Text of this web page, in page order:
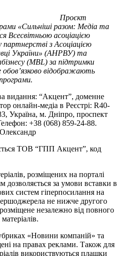
Проєкт
«Сильніші разом: Медіа та
Всесвітньою асоціацією
партнерстві з Асоціацією
України» (АНРВУ) та
(MBL) за підтримки
обов’язково відображають
видання: “Акцент”, доменне
онлайн-медіа в Реєстрі: R40-
Україна, м. Дніпро, проспект
+38 (068) 859-24-88.
ТОВ “ГПП Акцент”, код
розміщених на порталі
дозволяється за умови вставки в
систем гіперпосилання на
не нижче другого
незалежно від повного
«Новини компаній» та
на правах реклами. Також для
використвуються плашки